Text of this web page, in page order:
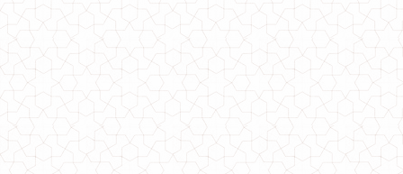
Однотонный женский трикотажный гольф